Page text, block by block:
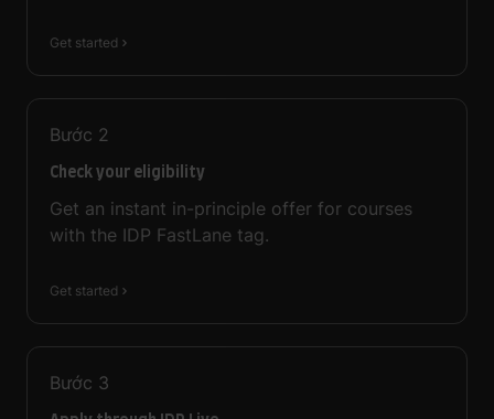
Get started
Bước 2
Check your eligibility
Get an instant in-principle offer for courses
with the IDP FastLane tag.
Get started
Bước 3